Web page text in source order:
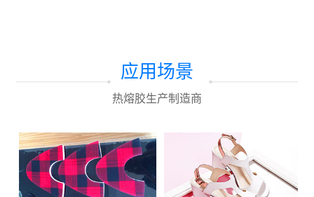
应用场景
热熔胶生产制造商